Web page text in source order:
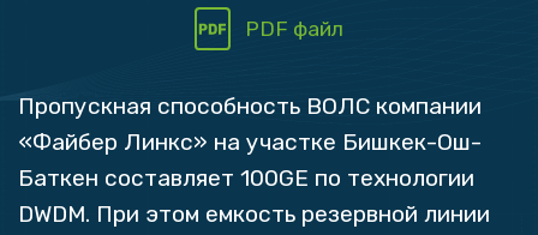
PDF файл
Пропускная способность ВОЛС компании
«Файбер Линкс» на участке Бишкек-Ош-
Баткен составляет 100GE по технологии
DWDM. При этом емкость резервной линии